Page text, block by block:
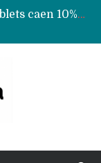
Fabricantes suben precios de teléfonos y ganan más dinero en un mercado donde Xiaomi alerta por no mejorar ventas